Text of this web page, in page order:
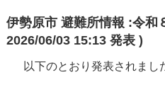
伊勢原市 避難所情報 :令和
2026/06/03 15:13 発表 )
以下のとおり発表されまし